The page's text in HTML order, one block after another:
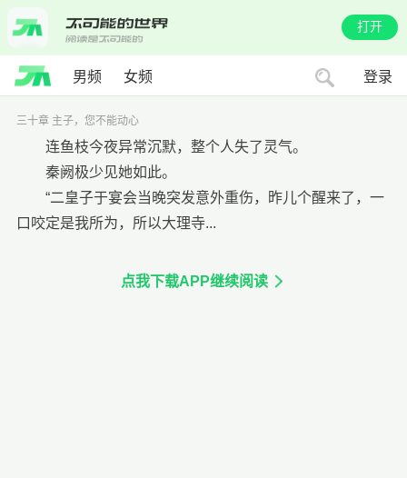
打开
男频 女频 登录
三十章 主子，您不能动心
连鱼枝今夜异常沉默，整个人失了灵气。
秦阙极少见她如此。
“二皇子于宴会当晚突发意外重伤，昨儿个醒来了，一
口咬定是我所为，所以大理寺...
点我下载APP继续阅读